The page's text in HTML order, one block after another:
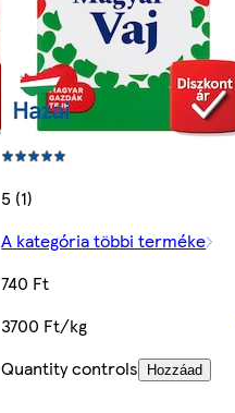
5 (1)
A kategória többi terméke
740 Ft
3700 Ft/kg
Quantity controls
Hozzáad